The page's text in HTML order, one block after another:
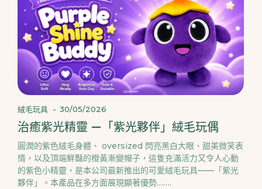
絨毛玩具 - 30/05/2026
治癒紫光精靈 —「紫光夥伴」絨毛玩偶
圓潤的紫色絨毛身體、 oversized 閃亮黑白大眼、甜美微笑表
情，以及頂端鮮豔的橙黃漸變帽子，這隻充滿活力又令人心動
的紫色小精靈，是本公司最新推出的可愛絨毛玩具——「紫光
夥伴」。本產品在多方面展現顯著優勢…….